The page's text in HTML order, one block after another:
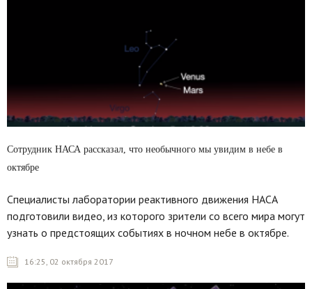
Сотрудник НАСА рассказал, что необычного мы увидим в небе в
октябре
Специалисты лаборатории реактивного движения НАСА
подготовили видео, из которого зрители со всего мира могут
узнать о предстоящих событиях в ночном небе в октябре.
16:25, 02 октября 2017